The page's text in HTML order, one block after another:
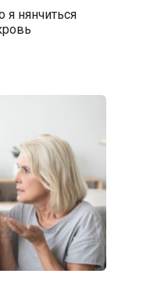
нянчиться